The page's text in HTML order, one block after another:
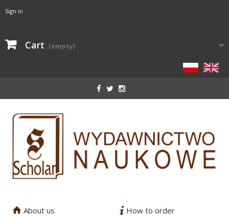
Sign in
Cart (empty)
1 About us 2 How to order